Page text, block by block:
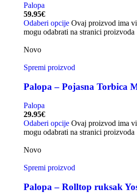
Palopa
59.95€
Odaberi opcije Ovaj proizvod ima
mogu odabrati na stranici proizvoda
Novo
Spremi proizvod
Palopa – Pojasna Torbica
Palopa
29.95€
Odaberi opcije Ovaj proizvod ima
mogu odabrati na stranici proizvoda
Novo
Spremi proizvod
Palopa – Rolltop ruksak